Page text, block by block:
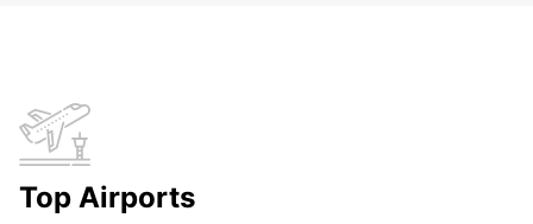
Top Airports